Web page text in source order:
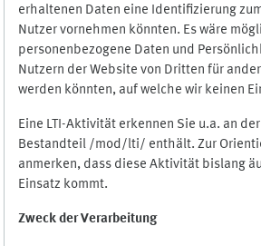
erhaltenen Daten eine Identifizierung
Nutzer vornehmen könnten. Es wäre
personenbezogene Daten und
Nutzern der Website von Dritten für
werden könnten, auf welche wir keinen
Eine LTI-Aktivität erkennen Sie u.a. an
Bestandteil /mod/lti/ enthält. Zur
anmerken, dass diese Aktivität bislang
Einsatz kommt.
Zweck der Verarbeitung